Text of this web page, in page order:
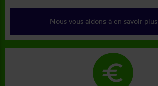
Nous vous aidons à en savoir plus
euro